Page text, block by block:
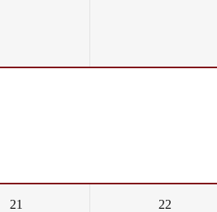
21 22